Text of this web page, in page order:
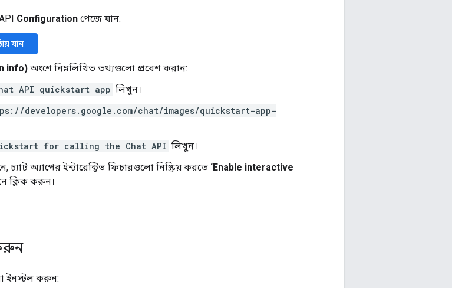
Configuration পেজে যান:
যান
info) অংশে নিম্নলিখিত তথ্যগুলো প্রবেশ করান:
API quickstart app লিখুন।
developers.google.com/chat/images/quickstart-app-
for calling the Chat API লিখুন।
চ্যাট অ্যাপের ইন্টারেক্টিভ ফিচারগুলো নিষ্ক্রিয় করতে ‘Enable interactive
ক্লিক করুন।
ইনস্টল করুন: